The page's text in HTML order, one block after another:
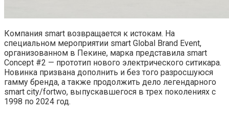
Компания smart возвращается к истокам. На
специальном мероприятии smart Global Brand Event,
организованном в Пекине, марка представила smart
Concept #2 — прототип нового электрического ситикара.
Новинка призвана дополнить и без того разросшуюся
гамму бренда, а также продолжить дело легендарного
smart city/fortwo, выпускавшегося в трех поколениях с
1998 по 2024 год.